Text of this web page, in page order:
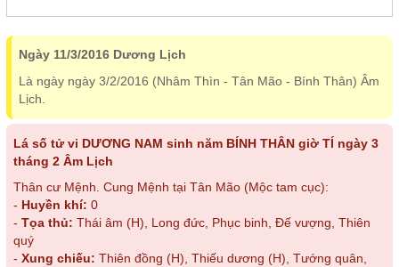
Ngày 11/3/2016 Dương Lịch
Là ngày ngày 3/2/2016 (Nhâm Thìn - Tân Mão - Bính Thân) Âm
Lịch.
Lá số tử vi DƯƠNG NAM sinh năm BÍNH THÂN giờ TÍ ngày 3
tháng 2 Âm Lịch
Thân cư Mệnh. Cung Mệnh tại Tân Mão (Mộc tam cục):
- Huyền khí: 0
- Tọa thủ: Thái âm (H), Long đức, Phục binh, Đế vượng, Thiên
quý
- Xung chiếu: Thiên đồng (H), Thiếu dương (H), Tướng quân,